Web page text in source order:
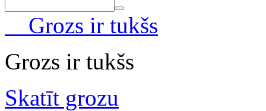
Grozs ir tukšs
Grozs ir tukšs
Skatīt grozu